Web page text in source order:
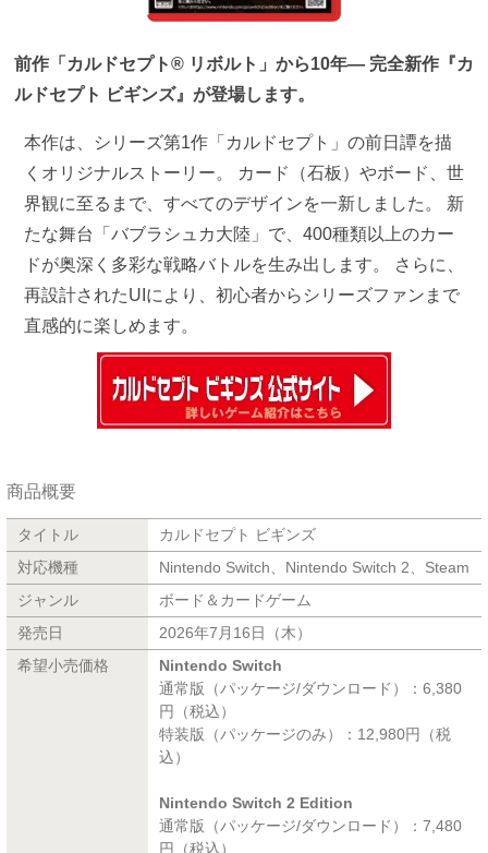
前作「カルドセプト® リボルト」から10年― 完全新作『カ
ルドセプト ビギンズ』が登場します。
本作は、シリーズ第1作「カルドセプト」の前日譚を描
くオリジナルストーリー。 カード（石板）やボード、世
界観に至るまで、すべてのデザインを一新しました。 新
たな舞台「バブラシュカ大陸」で、400種類以上のカー
ドが奥深く多彩な戦略バトルを生み出します。 さらに、
再設計されたUIにより、初心者からシリーズファンまで
直感的に楽しめます。
商品概要
タイトル
カルドセプト ビギンズ
対応機種
Nintendo Switch、Nintendo Switch 2、Steam
ジャンル
ボード＆カードゲーム
発売日
2026年7月16日（木）
希望小売価格
Nintendo Switch
通常版（パッケージ/ダウンロード）：6,380
円（税込）
特装版（パッケージのみ）：12,980円（税
込）
Nintendo Switch 2 Edition
通常版（パッケージ/ダウンロード）：7,480
円（税込）